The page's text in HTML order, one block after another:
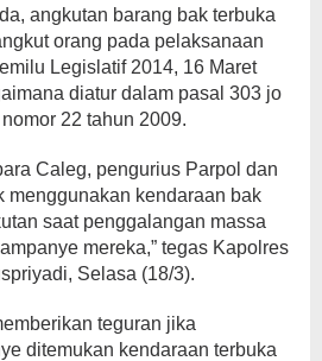
angkutan barang bak terbuka
orang pada pelaksanaan
Legislatif 2014, 16 Maret
diatur dalam pasal 303 jo
22 tahun 2009.
Caleg, pengurius Parpol dan
menggunakan kendaraan bak
saat penggalangan massa
mereka,” tegas Kapolres
Selasa (18/3).
teguran jika
ditemukan kendaraan terbuka